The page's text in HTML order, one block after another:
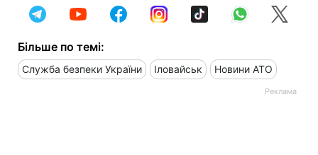
Більше по темі:
Служба безпеки України Іловайськ Новини АТО